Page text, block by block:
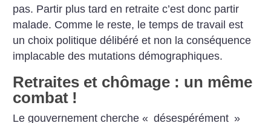
pas. Partir plus tard en retraite c’est donc partir
malade. Comme le reste, le temps de travail est
un choix politique délibéré et non la conséquence
implacable des mutations démographiques.
Retraites et chômage : un même
combat !
Le gouvernement cherche « désespérément »